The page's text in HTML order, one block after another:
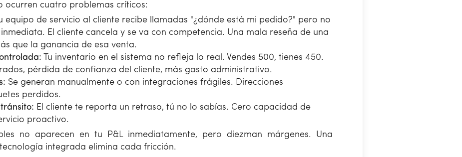
ocurren cuatro problemas críticos:
equipo de servicio al cliente recibe llamadas "¿dónde está mi pedido?" pero no
El cliente cancela y se va con competencia. Una mala reseña de una
que la ganancia de esa venta.
Tu inventario en el sistema no refleja lo real. Vendes 500, tienes 450.
pérdida de confianza del cliente, más gasto administrativo.
Se generan manualmente o con integraciones frágiles. Direcciones
perdidos.
El cliente te reporta un retraso, tú no lo sabías. Cero capacidad de
proactivo.
no aparecen en tu P&L inmediatamente, pero diezman márgenes. Una
integrada elimina cada fricción.